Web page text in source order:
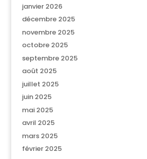
janvier 2026
décembre 2025
novembre 2025
octobre 2025
septembre 2025
août 2025
juillet 2025
juin 2025
mai 2025
avril 2025
mars 2025
février 2025